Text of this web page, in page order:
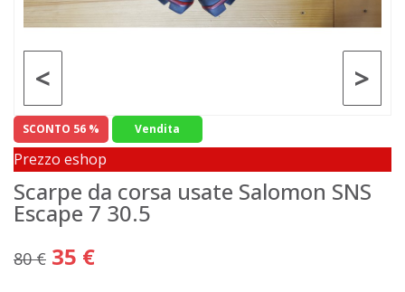
>
<
SCONTO 56 % Vendita
Prezzo eshop
Scarpe da corsa usate Salomon SNS
Escape 7 30.5
80 € 35 €